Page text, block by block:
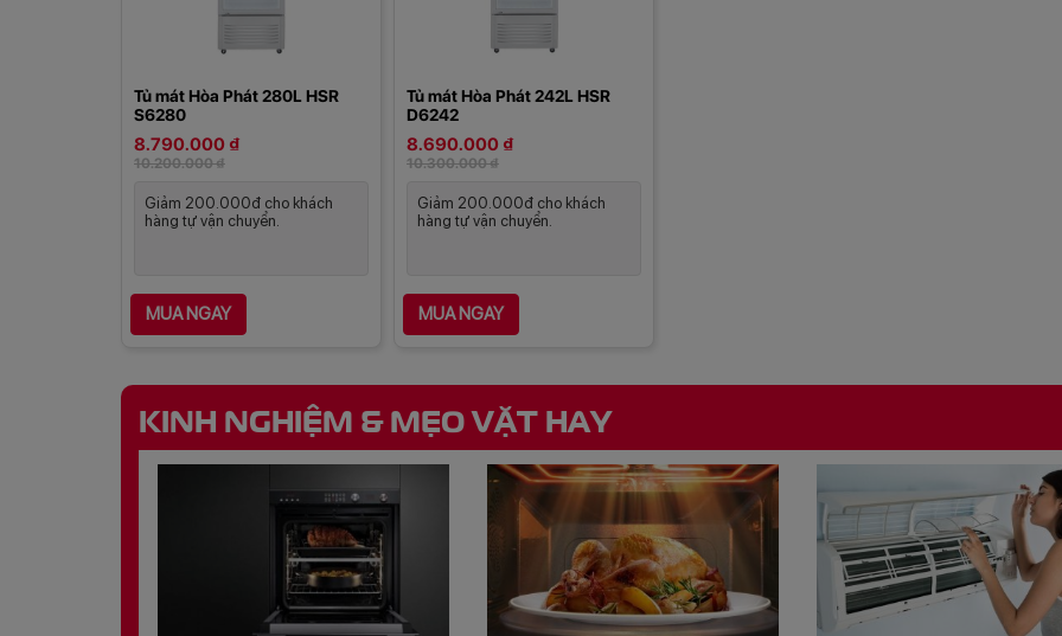
Tủ mát Hòa Phát 280L HSR
S6280
8.790.000 ₫
10.200.000 ₫
Giảm 200.000đ cho khách
hàng tự vận chuyển.
MUA NGAY
Tủ mát Hòa Phát 242L HSR
D6242
8.690.000 ₫
10.300.000 ₫
Giảm 200.000đ cho khách
hàng tự vận chuyển.
MUA NGAY
KINH NGHIỆM & MẸO VẶT HAY